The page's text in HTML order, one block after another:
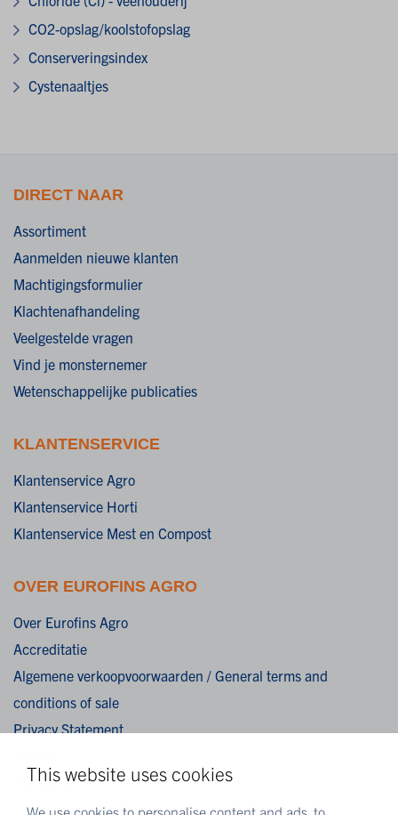
This website uses cookies
We use cookies to personalise content and ads, to
CO2-opslag/koolstofopslag
Conserveringsindex
Cystenaaltjes
DIRECT NAAR
Assortiment
Aanmelden nieuwe klanten
Machtigingsformulier
Klachtenafhandeling
Veelgestelde vragen
Vind je monsternemer
Wetenschappelijke publicaties
KLANTENSERVICE
Klantenservice Agro
Klantenservice Horti
Klantenservice Mest en Compost
OVER EUROFINS AGRO
Over Eurofins Agro
Accreditatie
Algemene verkoopvoorwaarden / General terms and
conditions of sale
Privacy Statement
Disclaimer